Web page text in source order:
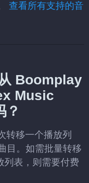
查看所有支持的音
Boomplay
Music
转移一个播放列
目。如需批量转移
列表，则需要付费